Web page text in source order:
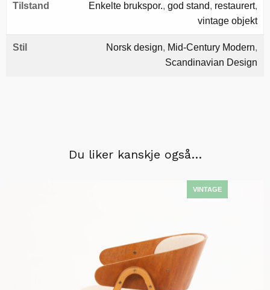
Tilstand Enkelte brukspor., god stand, restaurert,
vintage objekt
Stil Norsk design, Mid-Century Modern,
Scandinavian Design
Du liker kanskje også…